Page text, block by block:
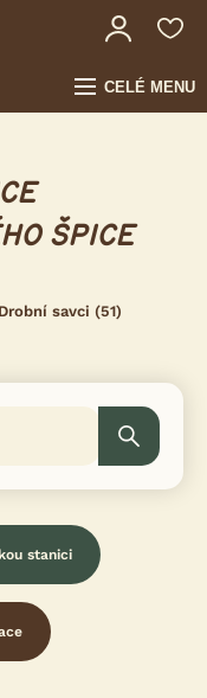
CELÉ MENU
ŠPICE
Drobní savci (51)
stanici